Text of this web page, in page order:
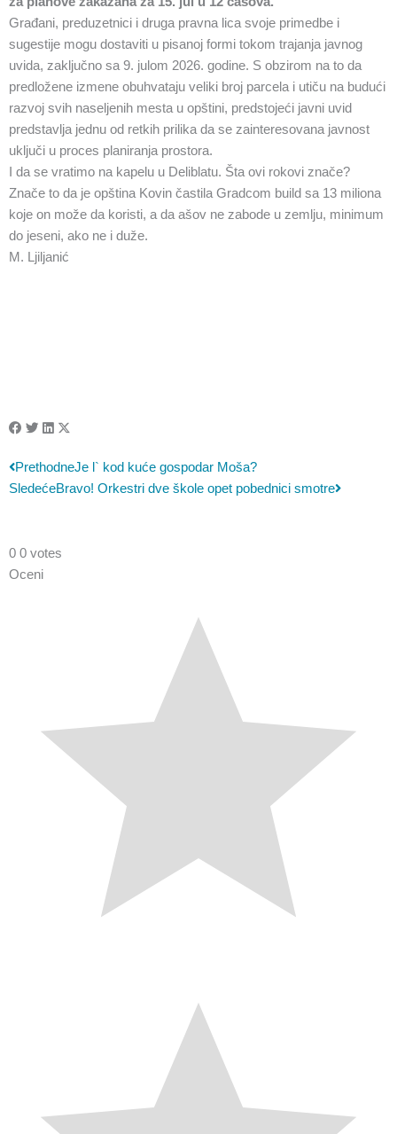
Građani, preduzetnici i druga pravna lica svoje primedbe i
sugestije mogu dostaviti u pisanoj formi tokom trajanja javnog
uvida, zaključno sa 9. julom 2026. godine. S obzirom na to da
predložene izmene obuhvataju veliki broj parcela i utiču na budući
razvoj svih naseljenih mesta u opštini, predstojeći javni uvid
predstavlja jednu od retkih prilika da se zainteresovana javnost
uključi u proces planiranja prostora.
I da se vratimo na kapelu u Deliblatu. Šta ovi rokovi znače?
Znače to da je opština Kovin častila Gradcom build sa 13 miliona
koje on može da koristi, a da ašov ne zabode u zemlju, minimum
do jeseni, ako ne i duže.
M. Ljiljanić
Prev
PrethodneJe l` kod kuće gospodar Moša?
SledećeBravo! Orkestri dve škole opet pobednici smotre
0 0 votes
Oceni